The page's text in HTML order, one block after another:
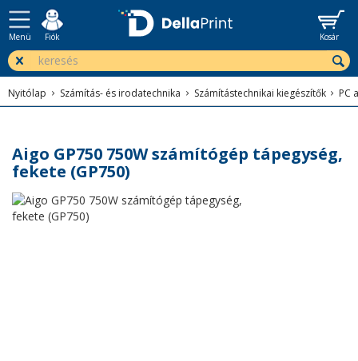
Menü Fiók Kosár
Nyitólap Számítás- és irodatechnika Számítástechnikai kiegészítők PC
Aigo GP750 750W számítógép tápegység,
fekete (GP750)